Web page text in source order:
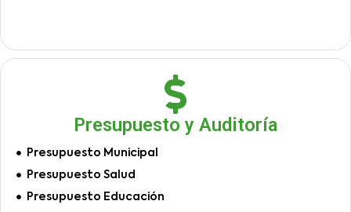
Presupuesto y Auditoría
Presupuesto Municipal
Presupuesto Salud
Presupuesto Educación